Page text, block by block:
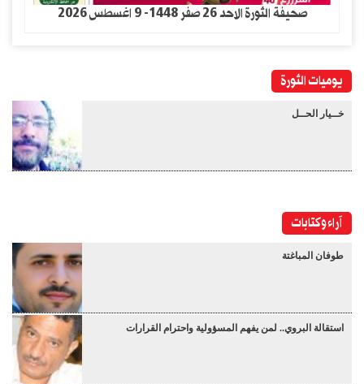
صحيفة الثورة الاحد 26 صفر 1448- 9 اغسطس 2026
يوميات الثورة
خــيار الحــل
آراء وكتابات
طوفان المباغتة
استقالة البروي.. لمن يفهم المسؤولية واحترام القرارات